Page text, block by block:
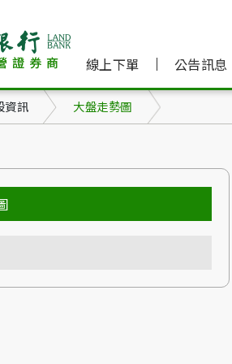
兼營證券商
線上下單 公告訊息
資訊 大盤走勢圖